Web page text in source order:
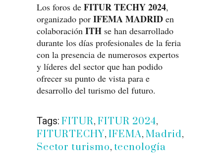
Los foros de FITUR TECHY2024,
organizado por IFEMAMADRID en
colaboración ITH se han desarrollado
durante los días profesionales de la feria
con la presencia de numerosos expertos
y líderes del sector que han podido
ofrecer su punto de vista para e
desarrollo del turismo del futuro.
Tags: FITUR, FITUR 2024,
FITURTECHY, IFEMA, Madrid,
Sector turismo, tecnología